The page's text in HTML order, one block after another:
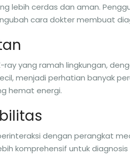
lebih cerdas dan aman.
cara dokter membuat
yang ramah lingkungan,
menjadi perhatian banyak
hemat energi.
dengan perangkat
komprehensif untuk